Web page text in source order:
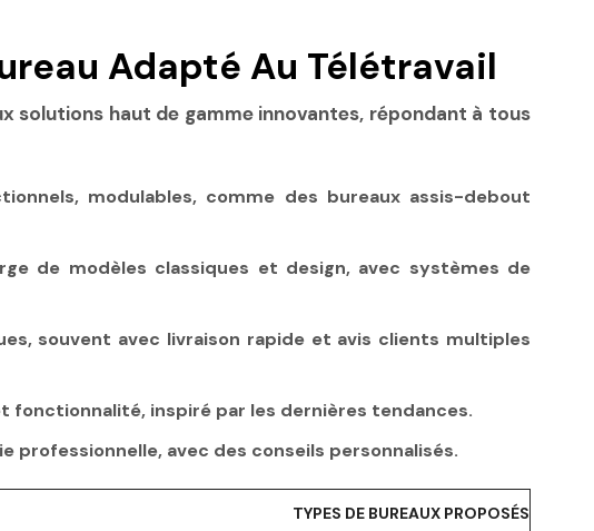
Adapté Au Télétravail
solutions haut de gamme innovantes, répondant à tous
modulables, comme des bureaux assis-debout
de modèles classiques et design, avec systèmes de
souvent avec livraison rapide et avis clients multiples
fonctionnalité, inspiré par les dernières tendances.
professionnelle, avec des conseils personnalisés.
TYPES DE BUREAUX PROPOSÉS